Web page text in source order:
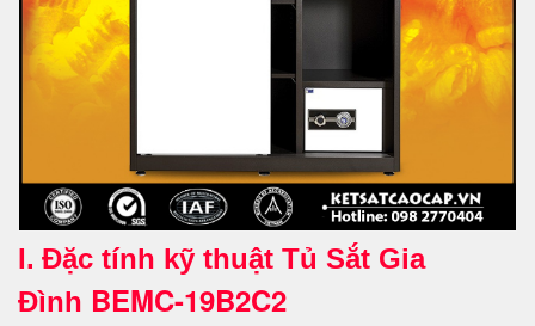
I. Đặc tính kỹ thuật Tủ Sắt Gia
Đình BEMC-19B2C2